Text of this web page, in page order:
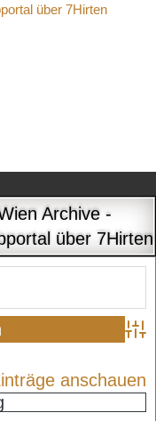
Archive -
über 7Hirten
anschauen